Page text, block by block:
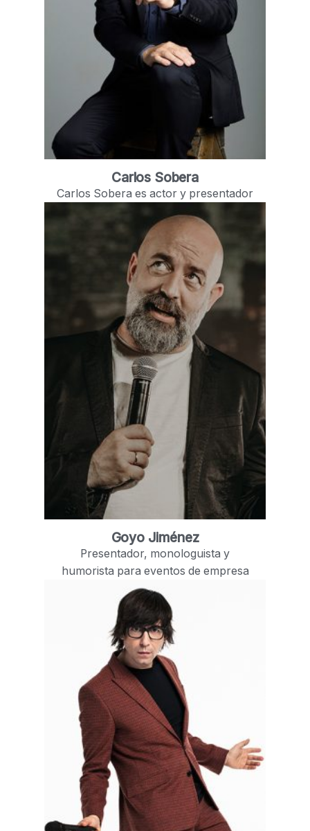
Carlos Sobera
Carlos Sobera es actor y presentador
Goyo Jiménez
Presentador, monologuista y
humorista para eventos de empresa